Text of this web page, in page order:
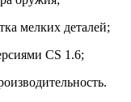
мелких деталей;
CS 1.6;